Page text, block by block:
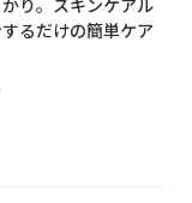
るだけの簡単ケア